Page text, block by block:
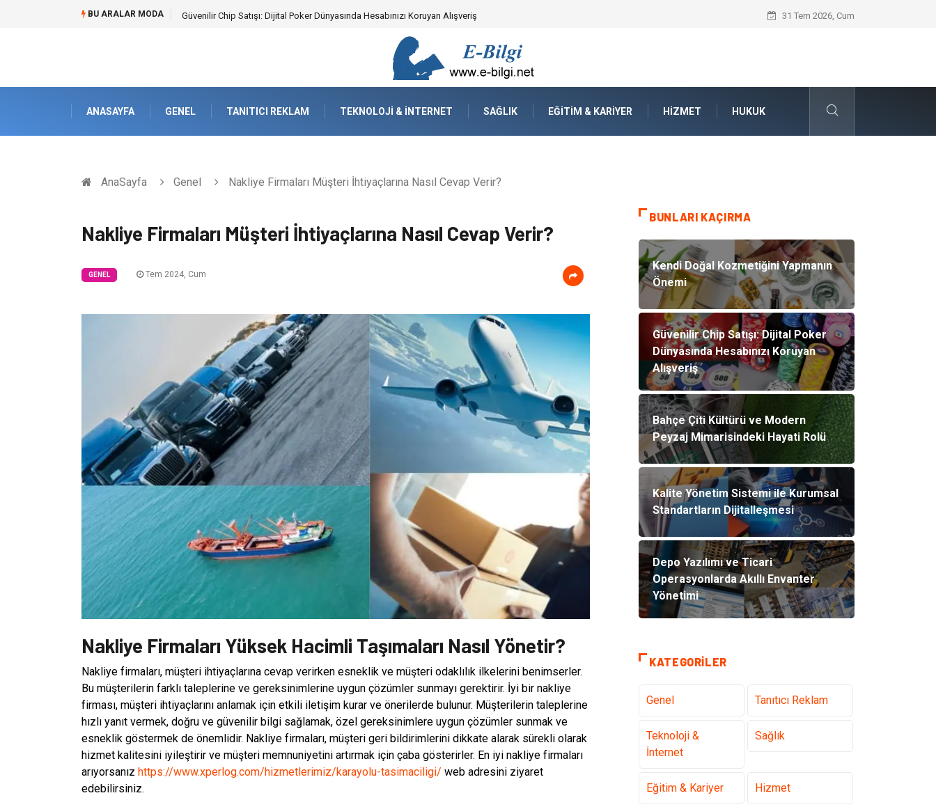
BU ARALAR MODA Bahçe Çiti Kültürü ve Modern Peyzaj Mimarisindeki Hayati Rolü Kalite Yönetim Sistemi ile Kurumsal
31 Tem 2026, Cum
ANASAYFA GENEL TANITICI REKLAM TEKNOLOJI & İNTERNET SAĞLIK EĞITIM & KARIYER HIZMET HUKUK
AnaSayfa Genel Nakliye Firmaları Müşteri İhtiyaçlarına Nasıl Cevap Verir?
Nakliye Firmaları Müşteri İhtiyaçlarına Nasıl Cevap Verir?
GENEL Tem 2024, Cum
Nakliye Firmaları Yüksek Hacimli Taşımaları Nasıl Yönetir?
Nakliye firmaları, müşteri ihtiyaçlarına cevap verirken esneklik ve müşteri odaklılık ilkelerini benimserler.
Bu müşterilerin farklı taleplerine ve gereksinimlerine uygun çözümler sunmayı gerektirir. İyi bir nakliye
firması, müşteri ihtiyaçlarını anlamak için etkili iletişim kurar ve önerilerde bulunur. Müşterilerin taleplerine
hızlı yanıt vermek, doğru ve güvenilir bilgi sağlamak, özel gereksinimlere uygun çözümler sunmak ve
esneklik göstermek de önemlidir. Nakliye firmaları, müşteri geri bildirimlerini dikkate alarak sürekli olarak
hizmet kalitesini iyileştirir ve müşteri memnuniyetini artırmak için çaba gösterirler. En iyi nakliye firmaları
arıyorsanız https://www.xperlog.com/hizmetlerimiz/karayolu-tasimaciligi/ web adresini ziyaret
edebilirsiniz.
BUNLARI KAÇIRMA
Kendi Doğal Kozmetiğini Yapmanın
Önemi
Güvenilir Chip Satışı: Dijital Poker
Dünyasında Hesabınızı Koruyan
Alışveriş
Bahçe Çiti Kültürü ve Modern
Peyzaj Mimarisindeki Hayati Rolü
Kalite Yönetim Sistemi ile Kurumsal
Standartların Dijitalleşmesi
Depo Yazılımı ve Ticari
Operasyonlarda Akıllı Envanter
Yönetimi
KATEGORILER
Genel Tanıtıcı Reklam
Teknoloji &
İnternet
Sağlık
Eğitim & Kariyer Hizmet